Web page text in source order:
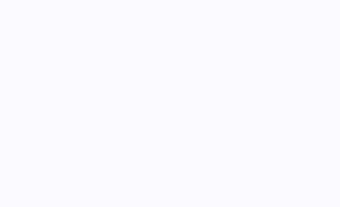
サ書式パターン）ではAV
ロバイダに手紙を出して